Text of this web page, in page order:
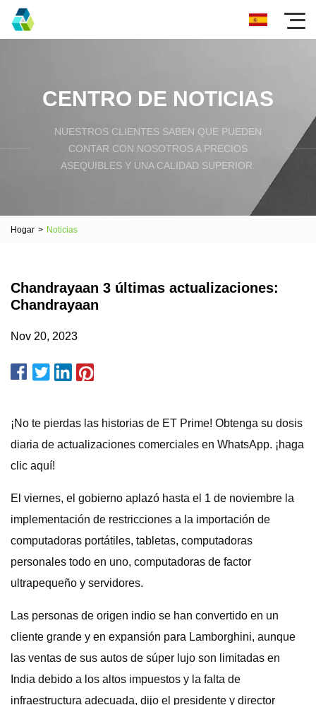
CENTRO DE NOTICIAS
NUESTROS CLIENTES SABEN QUE PUEDEN
CONTAR CON NOSOTROS A PRECIOS
ASEQUIBLES Y UNA CALIDAD SUPERIOR.
Hogar > Noticias
Chandrayaan 3 últimas actualizaciones:
Chandrayaan
Nov 20, 2023
¡No te pierdas las historias de ET Prime! Obtenga su dosis
diaria de actualizaciones comerciales en WhatsApp. ¡haga
clic aquí!
El viernes, el gobierno aplazó hasta el 1 de noviembre la
implementación de restricciones a la importación de
computadoras portátiles, tabletas, computadoras
personales todo en uno, computadoras de factor
ultrapequeño y servidores.
Las personas de origen indio se han convertido en un
cliente grande y en expansión para Lamborghini, aunque
las ventas de sus autos de súper lujo son limitadas en
India debido a los altos impuestos y la falta de
infraestructura adecuada, dijo el presidente y director